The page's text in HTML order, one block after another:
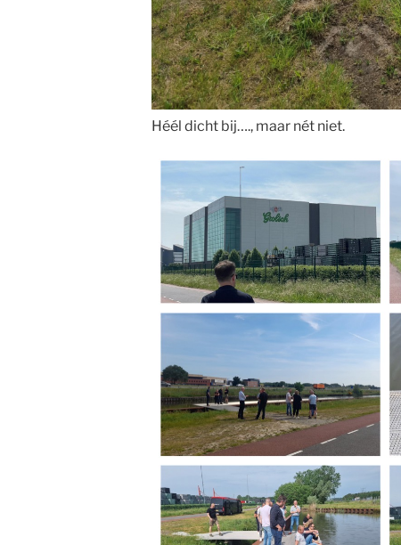
Héél dicht bij…., maar nét niet.